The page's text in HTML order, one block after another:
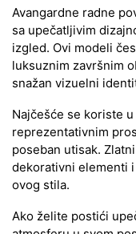
Avangardne radne
sa upečatljivim
izgled. Ovi modeli
luksuznim završnim
snažan vizuelni
Najčešće se koriste
reprezentativnim
poseban utisak.
dekorativni elementi
ovog stila.
Ako želite postići